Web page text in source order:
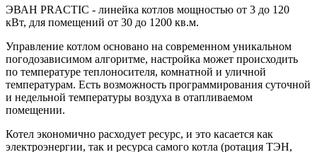
ЭВАН PRACTIC - линейка котлов мощностью от 3 до 120
кВт, для помещений от 30 до 1200 кв.м.
Управление котлом основано на современном уникальном
погодозависимом алгоритме, настройка может происходить
по температуре теплоносителя, комнатной и уличной
температурам. Есть возможность программирования суточной
и недельной температуры воздуха в отапливаемом
помещении.
Котел экономично расходует ресурс, и это касается как
электроэнергии, так и ресурса самого котла (ротация ТЭН,